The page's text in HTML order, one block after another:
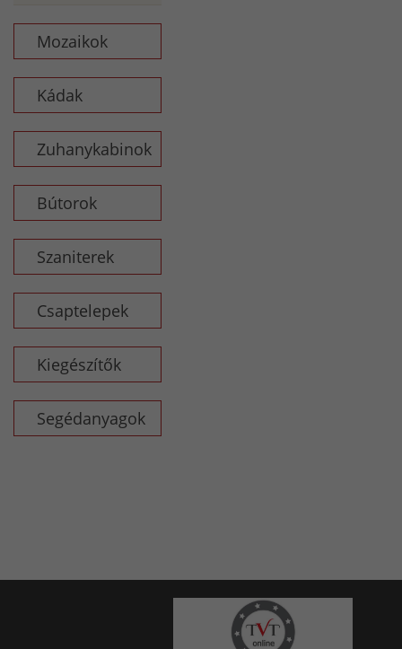
Mozaikok
Kádak
Zuhanykabinok
Bútorok
Szaniterek
Csaptelepek
Kiegészítők
Segédanyagok